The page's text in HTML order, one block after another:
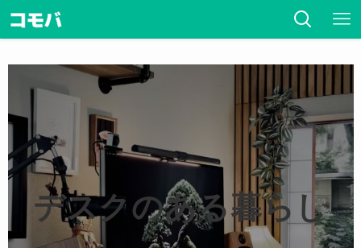
デスクのある暮らし